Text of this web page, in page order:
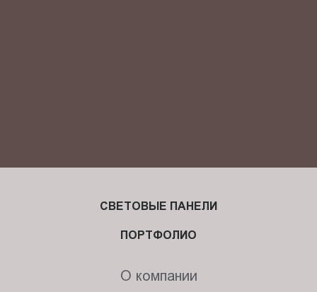
СВЕТОВЫЕ ПАНЕЛИ
ПОРТФОЛИО
О компании